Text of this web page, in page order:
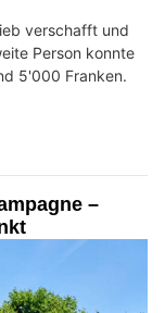
verschafft und
Person konnte
5'000 Franken.
–